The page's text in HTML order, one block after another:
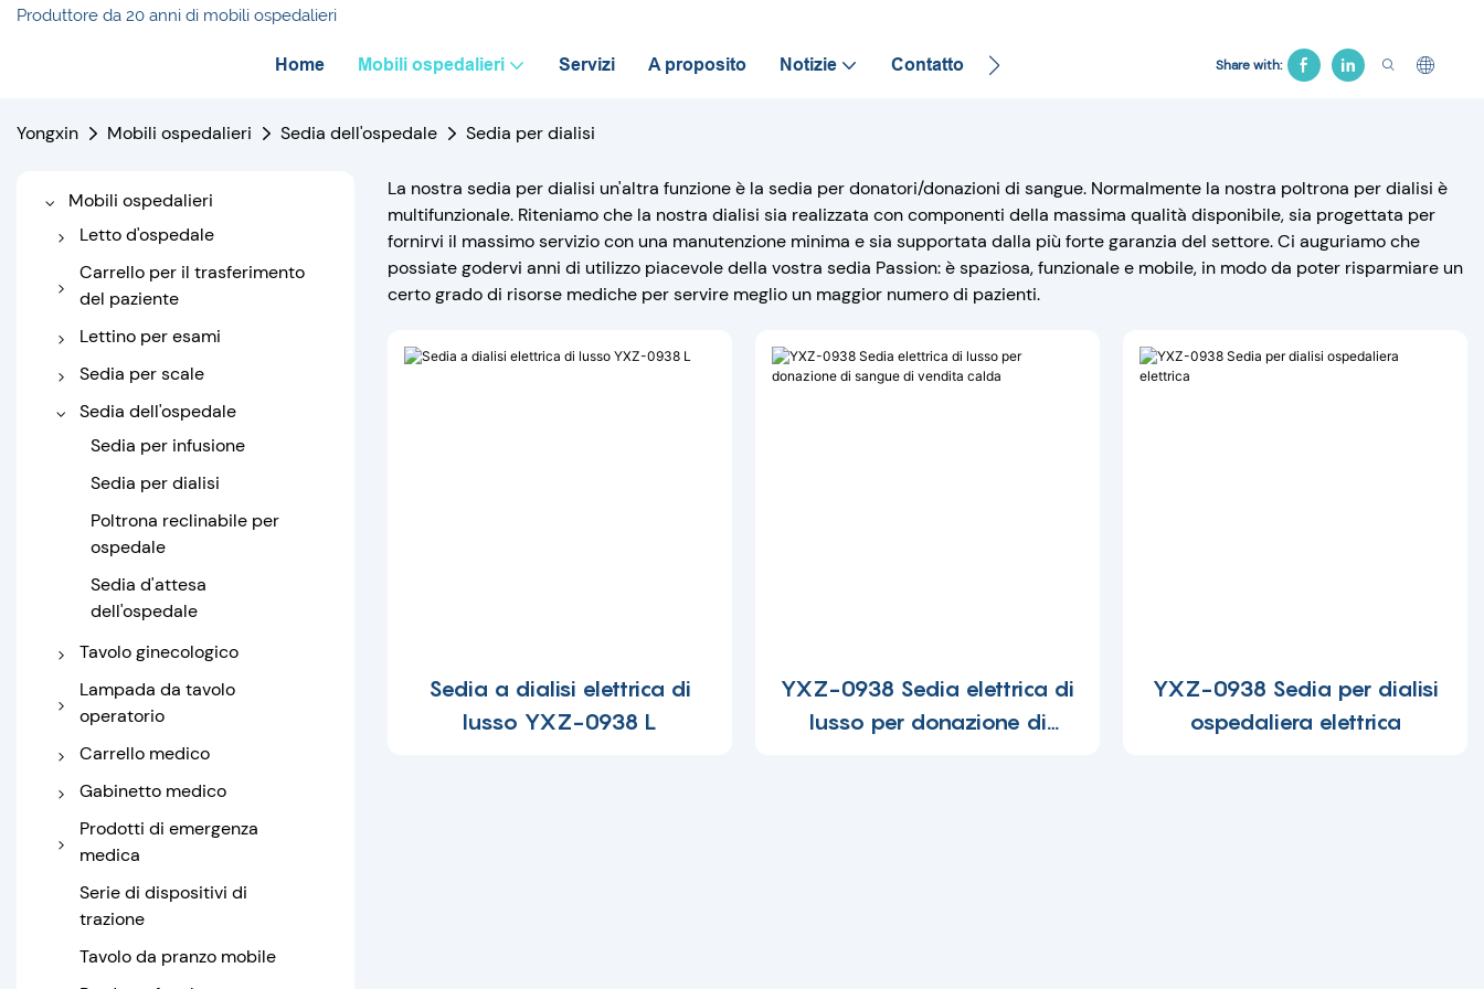
Produttore da 20 anni di mobili ospedalieri
Home Mobili ospedalieri Servizi A proposito Notizie Contatto Letto ginecologico Sedia dell'ospedale Letto di
Share with:
Yongxin Mobili ospedalieri Sedia dell'ospedale Sedia per dialisi
Mobili ospedalieri
Letto d'ospedale
Letto d'ospedale elettrico
Letto ospedaliero
manuale
Letto da ospedale per
Letto d'ospedale
pediatrico
Letto d'ospedale
ortopedico
Letto di trazione
Letto di assistenza
domiciliare
Carrello per il trasferimento
del paziente
Transfer Trolley
Carrello barella
Lettino per esami
Divano medico
Lettino da visita elettrico
Sedia per scale
Sedia per scale manuale
Sedia per scale elettriche
Sedia dell'ospedale
Sedia per infusione
Sedia per dialisi
Poltrona reclinabile per
ospedale
Sedia d'attesa
dell'ospedale
Tavolo ginecologico
Letto per il parto
Tavolo per visita
ginecologica
Lampada da tavolo
operatorio
Tabella delle operazioni
Luce chirurgica
Carrello medico
Carrello ospedaliero in
Carrello medico Abs
Carrello di emergenza
Gabinetto medico
Comodino
Armadietto dei medicinali
Prodotti di emergenza
medica
Barella pieghevole
Barella dell'ambulanza
Barella a cucchiaio
Serie di dispositivi di
trazione
Tavolo da pranzo mobile
La nostra sedia per dialisi un'altra funzione è la sedia per donatori/donazioni di sangue. Normalmente la nostra poltrona per dialisi è
multifunzionale. Riteniamo che la nostra dialisi sia realizzata con componenti della massima qualità disponibile, sia progettata per
fornirvi il massimo servizio con una manutenzione minima e sia supportata dalla più forte garanzia del settore. Ci auguriamo che
possiate godervi anni di utilizzo piacevole della vostra sedia Passion: è spaziosa, funzionale e mobile, in modo da poter risparmiare un
certo grado di risorse mediche per servire meglio un maggior numero di pazienti.
Sedia a dialisi elettrica di
lusso YXZ-0938 L
YXZ-0938 Sedia elettrica di
lusso per donazione di
YXZ-0938 Sedia per dialisi
ospedaliera elettrica